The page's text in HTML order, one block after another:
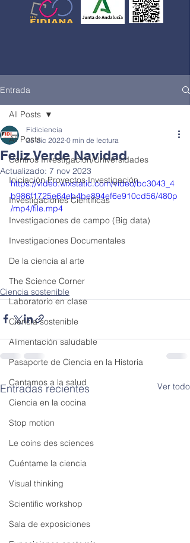
Entrada
All Posts
Centros Investigación/Universidades
Iniciación Proyectos Investigación
Investigaciones Científicas
Investigaciones de campo (Big data)
Investigaciones Documentales
De la ciencia al arte
The Science Corner
Laboratorio en clase
Ciencia sostenible
Alimentación saludable
Pasaporte de Ciencia en la Historia
Cantamos a la salud
Ciencia en la cocina
Stop motion
Le coins des sciences
Cuéntame la ciencia
Visual thinking
Scientific workshop
Sala de exposiciones
All Posts
Feliz Verde Navidad
Fidiciencia
25 dic 2022 0 min de lectura
Actualizado: 7 nov 2023
https://video.wixstatic.com/video/bc3043_4
b986f1725e64eb4be894ef6e910cd56/480p
/mp4/file.mp4
Ciencia sostenible
Entradas recientes Ver todo